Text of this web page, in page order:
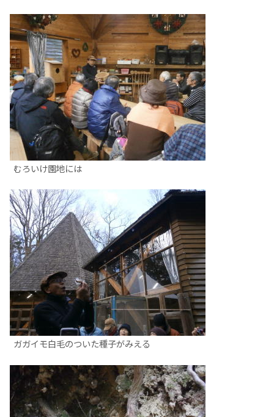
むろいけ園地には
ガガイモ白毛のついた種子がみえる